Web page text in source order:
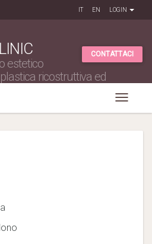
IT EN LOGIN
estetico
ricostruttiva ed
CONTATTACI